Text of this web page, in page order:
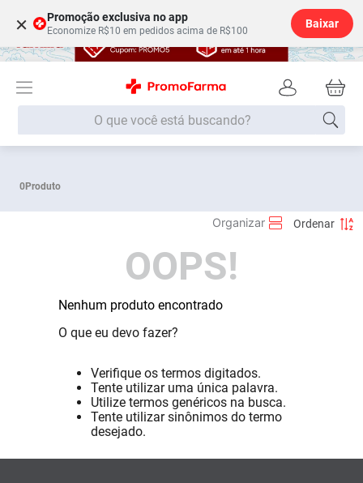
× Promoção exclusiva no app
Economize R$10 em pedidos acima de R$100
Baixar
O que você está buscando?
0Produto
OOPS!
Nenhum produto encontrado
O que eu devo fazer?
Verifique os termos digitados.
Tente utilizar uma única palavra.
Utilize termos genéricos na busca.
Tente utilizar sinônimos do termo
desejado.
Fralda G
Desodorante
Absorvente
Pampers Confort Sec
Lavitan